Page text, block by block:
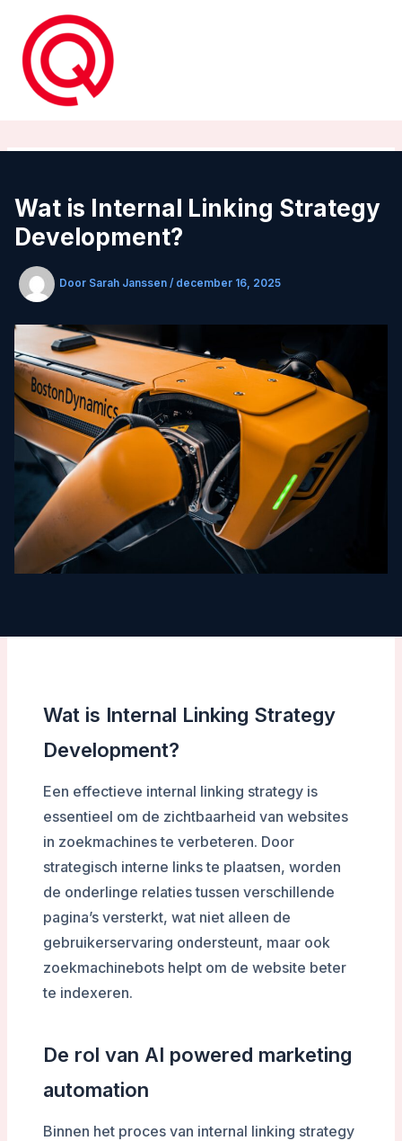
inhoud
Wat is Internal Linking Strategy
Development?
Door Sarah Janssen / december 16, 2025
Wat is Internal Linking Strategy
Development?
Een effectieve internal linking strategy is
essentieel om de zichtbaarheid van websites
in zoekmachines te verbeteren. Door
strategisch interne links te plaatsen, worden
de onderlinge relaties tussen verschillende
pagina’s versterkt, wat niet alleen de
gebruikerservaring ondersteunt, maar ook
zoekmachinebots helpt om de website beter
te indexeren.
De rol van AI powered marketing
automation
Binnen het proces van internal linking strategy